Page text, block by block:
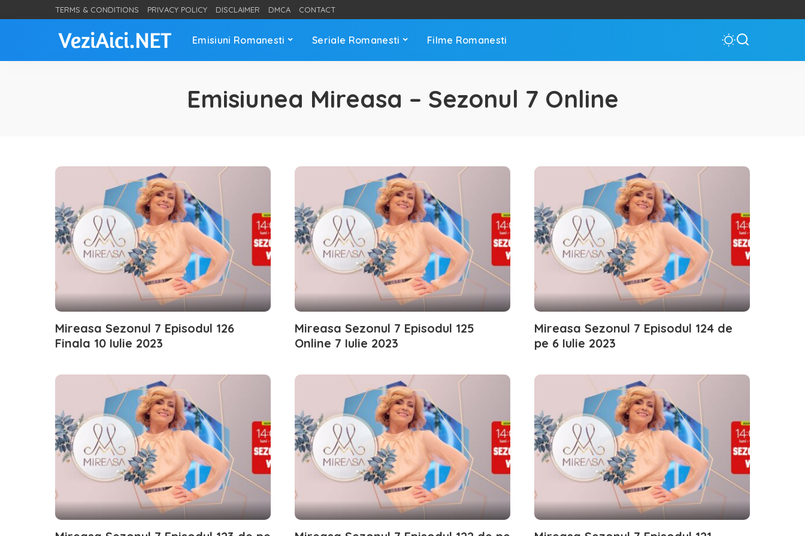
TERMS & CONDITIONS PRIVACY POLICY DISCLAIMER DMCA CONTACT
Emisiuni Romanesti Seriale Romanesti Filme Romanesti
Emisiunea Mireasa – Sezonul 7 Online
Mireasa Sezonul 7 Episodul 126
Finala 10 Iulie 2023
Mireasa Sezonul 7 Episodul 125
Online 7 Iulie 2023
Mireasa Sezonul 7 Episodul 124 de
pe 6 Iulie 2023